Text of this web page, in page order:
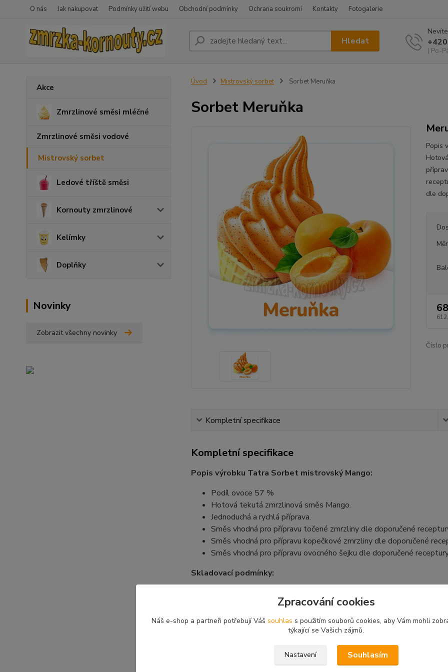
O nás Jak nakupovat Podmínky užití webu Obchodní podmínky Ochrana soukromí Kontakty Fotogalerie
Hledat
( Po-
Akce
Zmrzlinové směsi mléčné
Zmrzlinové směsi vodové
Mistrovský sorbet
Ledové tříště směsi
Kornouty zmrzlinové
Kelímky
Doplňky
Novinky
Zobrazit všechny novinky
Úvod Mistrovský sorbet Sorbet Meruňka
Sorbet Meruňka
Popis
dle
Číslo
Kompletní specifikace
Kompletní specifikace
Popis výrobku Tatra Sorbet mistrovský Mango:
Podíl ovoce 57 %
Hotová tekutá zmrzlinová směs Mango.
Jednoduchá a rychlá příprava.
Směs vhodná pro přípravu točené zmrzliny dle doporučené
Směs vhodná pro přípravu kopečkové zmrzliny dle doporučené
Směs vhodná pro přípravu ovocného šejku dle doporučené
Skladovací podmínky:
Chraňte před přímým slunečním zářením.
Zpracování cookies
Náš e-shop a partneři potřebují Váš souhlas s použitím souborů cookies, aby Vám mohli
týkající se Vašich zájmů.
Nastavení Souhlasím